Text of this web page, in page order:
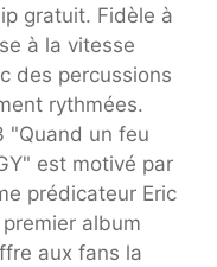
gratuit. Fidèle à
à la vitesse
des percussions
rythmées.
"Quand un feu
est motivé par
prédicateur Eric
album
aux fans la